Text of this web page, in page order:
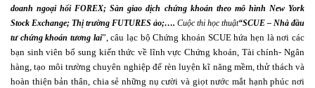
doanh ngoại hối FOREX;Sàn giao dịch chứng khoán theo mô hình New York
Stock Exchange; Thị trường FUTURES ảo;…. Cuộc thi học thuật“SCUE – Nhà đầu
tư chứng khoán tương lai”, câu lạc bộ Chứng khoán SCUE hứa hẹn là nơi các
bạn sinh viên bổ sung kiến thức về lĩnh vực Chứng khoán, Tài chính- Ngân
hàng, tạo môi trường chuyên nghiệp để rèn luyện kĩ năng mềm, thử thách và
hoàn thiện bản thân, chia sẻ những nụ cười và giọt nước mắt hạnh phúc nơi